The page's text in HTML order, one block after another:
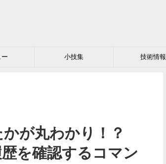
ー 小技集 技術情報
が丸わかり！？
を確認するコマン